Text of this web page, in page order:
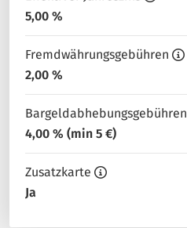
5,00 %
Fremdwährungsgebühren
2,00 %
Bargeldabhebungsgebühren
4,00 % (min 5 €)
Zusatzkarte
Ja